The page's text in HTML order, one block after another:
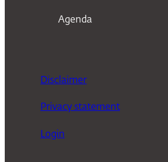
Agenda
Disclaimer
Privacy statement
Login